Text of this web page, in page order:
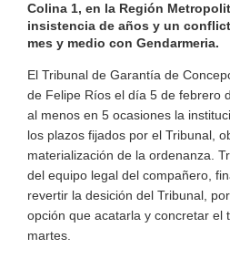
Colina 1, en la Región
insistencia de años y un
mes y medio con Gendarmeria.
El Tribunal de Garantía de
de Felipe Ríos el día 5 de febrero
al menos en 5 ocasiones la
los plazos fijados por el Tribunal,
materialización de la ordenanza.
del equipo legal del compañero,
revertir la desición del Tribunal,
opción que acatarla y concretar el
martes.